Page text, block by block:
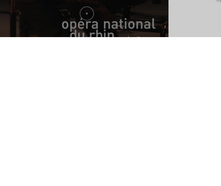
manouche à l'Opéra |